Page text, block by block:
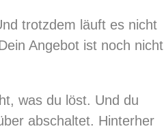
trotzdem läuft es nicht
Angebot ist noch nicht
was du löst. Und du
abschaltet. Hinterher